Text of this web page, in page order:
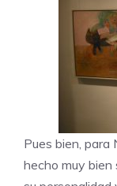
Pues bien, para
hecho muy bien